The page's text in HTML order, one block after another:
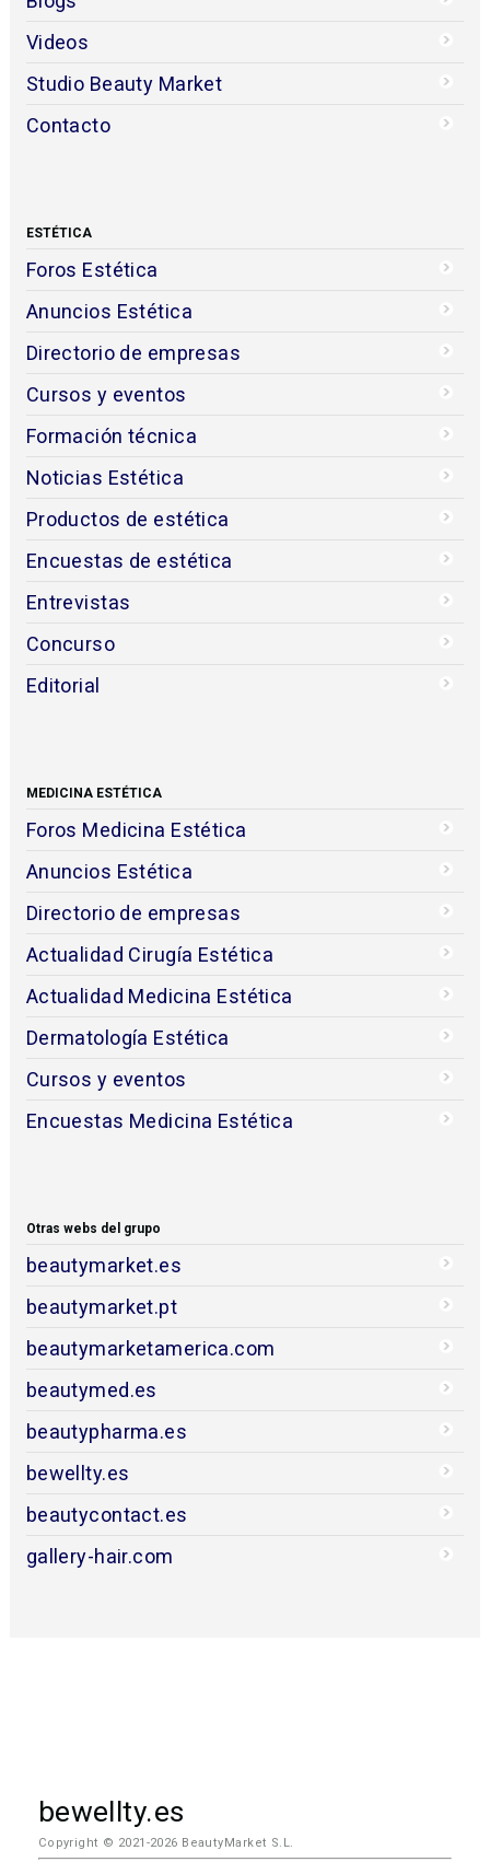
Videos
Studio Beauty Market
Contacto
ESTÉTICA
Foros Estética
Anuncios Estética
Directorio de empresas
Cursos y eventos
Formación técnica
Noticias Estética
Productos de estética
Encuestas de estética
Entrevistas
Concurso
Editorial
MEDICINA ESTÉTICA
Foros Medicina Estética
Anuncios Estética
Directorio de empresas
Actualidad Cirugía Estética
Actualidad Medicina Estética
Dermatología Estética
Cursos y eventos
Encuestas Medicina Estética
Otras webs del grupo
beautymarket.es
beautymarket.pt
beautymarketamerica.com
beautymed.es
beautypharma.es
bewellty.es
beautycontact.es
gallery-hair.com
bewellty.es
Copyright © 2021-2026 BeautyMarket S.L.